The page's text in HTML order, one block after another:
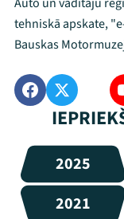
tehniskā apskate,
Bauskas
2025
2021